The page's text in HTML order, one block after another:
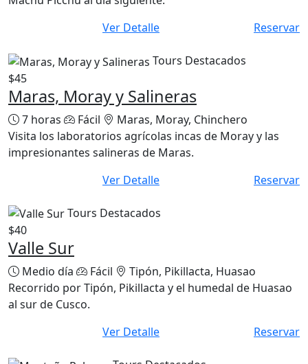
Tours Destacados
$45
Maras, Moray y Salineras
7 horas Fácil
Maras, Moray, Chinchero
Visita los laboratorios agrícolas incas de Moray y las
impresionantes salineras de Maras.
Tours Destacados
$40
Valle Sur
Medio día
Recorrido por Tipón, Pikillacta y el humedal de Huasao
al sur de Cusco.
Tours Destacados